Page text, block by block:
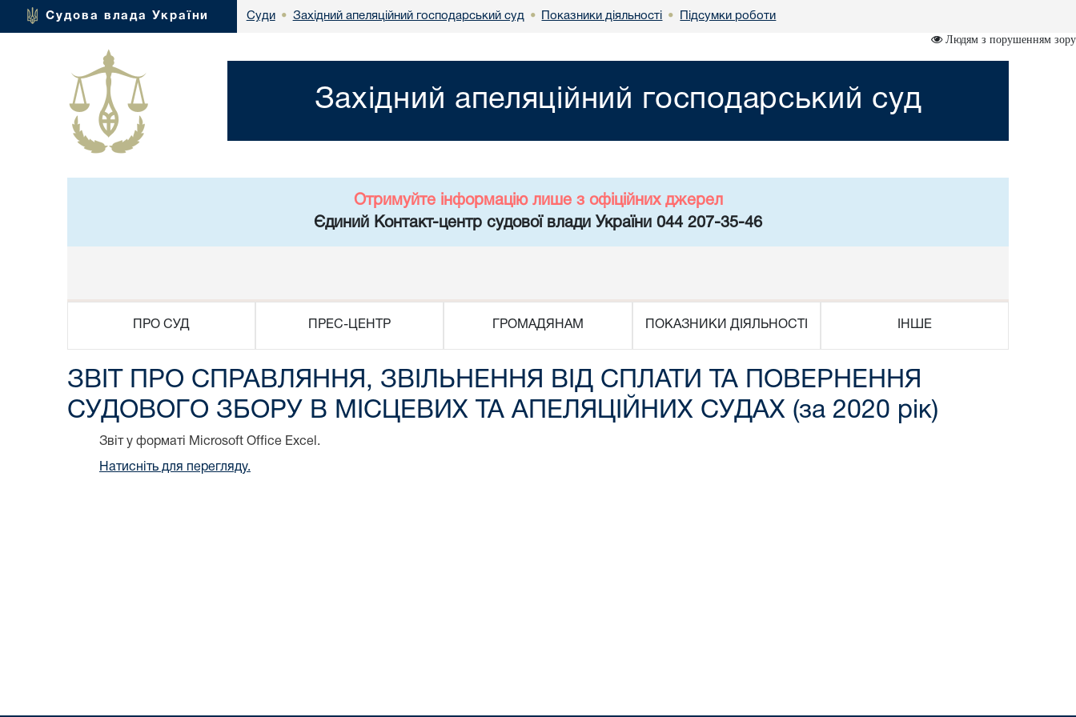
Судова влада України Суди • Західний апеляційний господарський суд • Показники діяльності • Підсумки роботи
Людям з порушенням зору
Західний апеляційний господарський суд
Отримуйте інформацію лише з офіційних джерел
Єдиний Контакт-центр судової влади України 044 207-35-46
ПРО СУД ПРЕС-ЦЕНТР ГРОМАДЯНАМ ПОКАЗНИКИ ДІЯЛЬНОСТІ ІНШЕ
ЗВІТ ПРО СПРАВЛЯННЯ, ЗВІЛЬНЕННЯ ВІД СПЛАТИ ТА ПОВЕРНЕННЯ
СУДОВОГО ЗБОРУ В МІСЦЕВИХ ТА АПЕЛЯЦІЙНИХ СУДАХ (за 2020 рік)
Звіт у форматі Microsoft Office Excel.
Натисніть для перегляду.